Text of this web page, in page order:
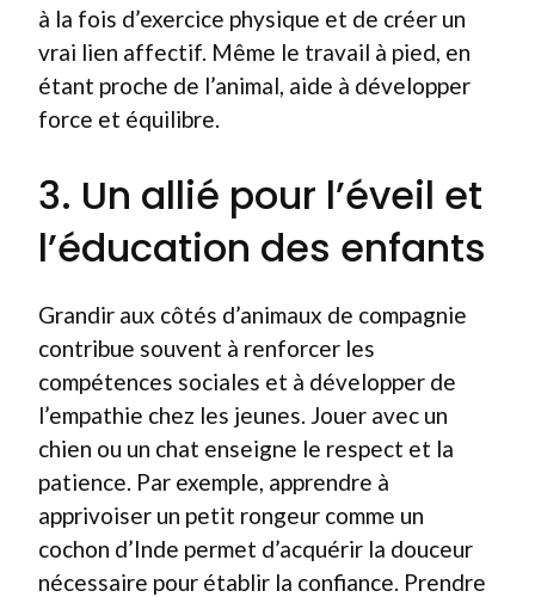
à la fois d’exercice physique et de créer un
vrai lien affectif. Même le travail à pied, en
étant proche de l’animal, aide à développer
force et équilibre.
3. Un allié pour l’éveil et
l’éducation des enfants
Grandir aux côtés d’animaux de compagnie
contribue souvent à renforcer les
compétences sociales et à développer de
l’empathie chez les jeunes. Jouer avec un
chien ou un chat enseigne le respect et la
patience. Par exemple, apprendre à
apprivoiser un petit rongeur comme un
cochon d’Inde permet d’acquérir la douceur
nécessaire pour établir la confiance. Prendre